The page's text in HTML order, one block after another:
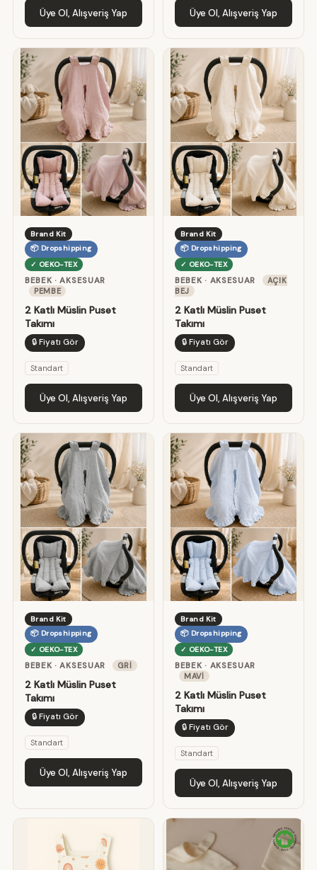
Üye Ol, Alışveriş Yap Üye Ol, Alışveriş Yap
Brand Kit
📦 Dropshipping
✓ OEKO-TEX
BEBEK · AKSESUAR
PEMBE
2 Katlı Müslin Puset
Takımı
🔒 Fiyatı Gör
Standart
Üye Ol, Alışveriş Yap
Brand Kit
📦 Dropshipping
✓ OEKO-TEX
BEBEK · AKSESUAR
AÇIK
BEJ
2 Katlı Müslin Puset
Takımı
🔒 Fiyatı Gör
Standart
Üye Ol, Alışveriş Yap
Brand Kit
📦 Dropshipping
✓ OEKO-TEX
BEBEK · AKSESUAR GRI
2 Katlı Müslin Puset
Takımı
🔒 Fiyatı Gör
Standart
Üye Ol, Alışveriş Yap
Brand Kit
📦 Dropshipping
✓ OEKO-TEX
BEBEK · AKSESUAR
MAVI
2 Katlı Müslin Puset
Takımı
🔒 Fiyatı Gör
Standart
Üye Ol, Alışveriş Yap